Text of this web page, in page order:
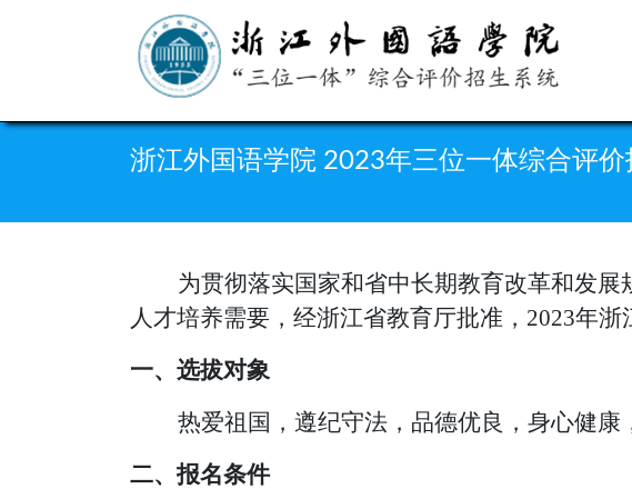
浙江外国语学院 2023年三位一体综合评价
为贯彻落实国家和省中长期教育改革和发
人才培养需要， 经浙江省教育厅批准， 2023年浙
一、选拔对象
热爱祖国，遵纪守法， 品德优良，身心健康
二、报名条件